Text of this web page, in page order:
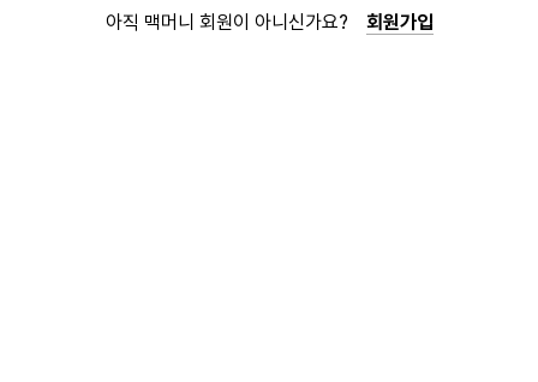
아직 맥머니 회원이 아니신가요? 회원가입